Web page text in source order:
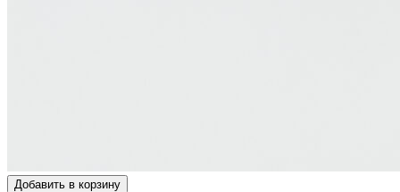
Добавить в корзину